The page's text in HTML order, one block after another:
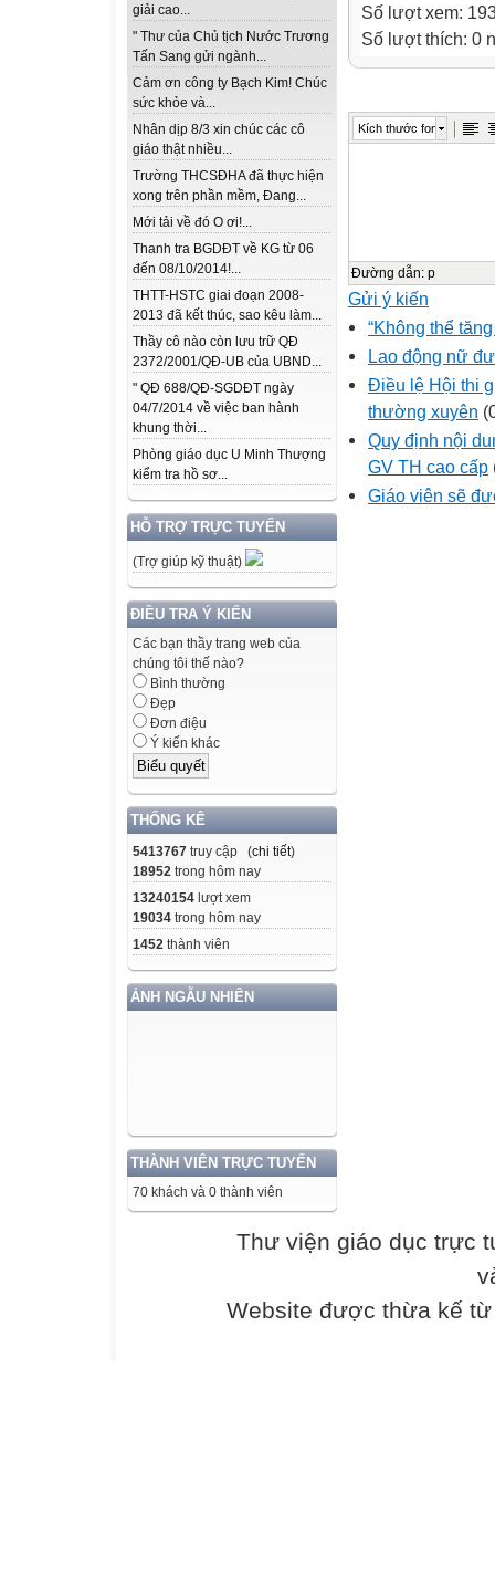
giải cao...
" Thư của Chủ tịch Nước Trương
Tấn Sang gửi ngành...
Cảm ơn công ty Bạch Kim! Chúc
sức khỏe và...
Nhân dịp 8/3 xin chúc các cô
giáo thật nhiều...
Trường THCSĐHA đã thực hiện
xong trên phần mềm, Đang...
Mới tải về đó O ơi!...
Thanh tra BGDĐT về KG từ 06
đến 08/10/2014!...
THTT-HSTC giai đoạn 2008-
2013 đã kết thúc, sao kêu làm...
Thầy cô nào còn lưu trữ QĐ
2372/2001/QĐ-UB của UBND...
" QĐ 688/QĐ-SGDĐT ngày
04/7/2014 về việc ban hành
khung thời...
Phòng giáo dục U Minh Thượng
kiểm tra hồ sơ...
HỖ TRỢ TRỰC TUYẾN
(Trợ giúp kỹ thuật)
ĐIỀU TRA Ý KIẾN
Các bạn thầy trang web của
chúng tôi thế nào?
Bình thường
Đẹp
Đơn điệu
Ý kiến khác
THỐNG KÊ
5413767 truy cập (chi tiết)
18952 trong hôm nay
13240154 lượt xem
19034 trong hôm nay
1452 thành viên
ẢNH NGẪU NHIÊN
THÀNH VIÊN TRỰC TUYẾN
70 khách và 0 thành viên
Số lượt xem:
Số lượt thích: 0
Kích thước font
Đường dẫn: p
Gửi ý kiến
“Không thể
Lao động nữ
Điều lệ Hội thi
thường xuyên
Quy định nội
GV TH cao cấp
Giáo viên sẽ
Thư viện giáo dục trực
Website được thừa kế